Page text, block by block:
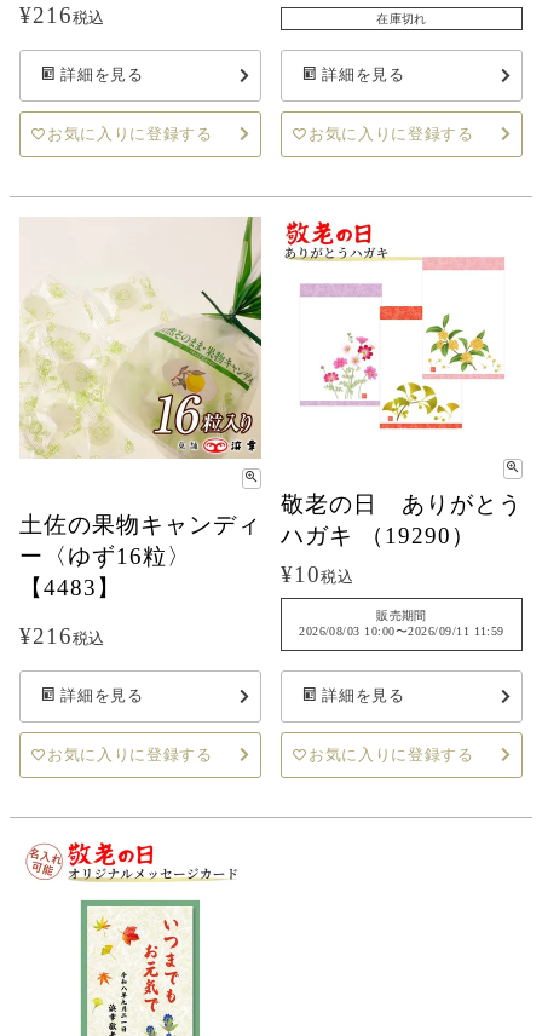
¥216税込
詳細を見る
お気に入りに登録する
在庫切れ
詳細を見る
お気に入りに登録する
土佐の果物キャンディ
ー〈ゆず16粒〉
【4483】
¥216税込
詳細を見る
お気に入りに登録する
敬老の日 ありがとう
ハガキ （19290）
¥10税込
販売期間
2026/08/03 10:00〜2026/09/11 11:59
詳細を見る
お気に入りに登録する